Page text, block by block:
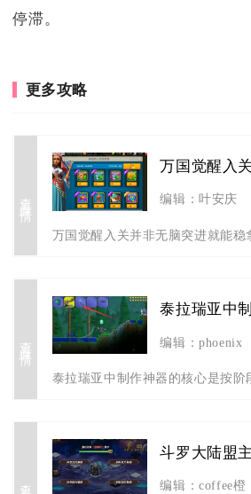
停滞。
更多攻略
查看详情 编辑：叶安庆
编辑：phoenix
查看详情 编辑：coffee橙